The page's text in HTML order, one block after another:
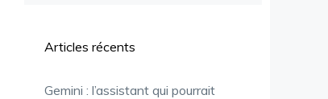
Articles récents
Gemini : l’assistant qui pourrait